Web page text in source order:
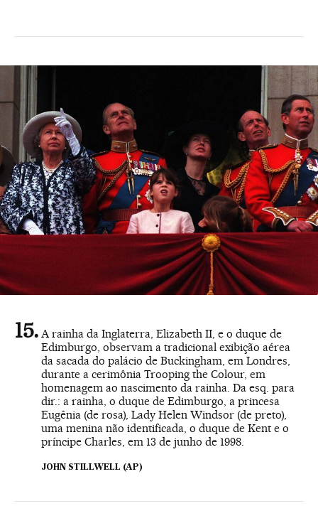
A rainha da Inglaterra, Elizabeth II, e o duque de
Edimburgo, observam a tradicional exibição aérea
da sacada do palácio de Buckingham, em Londres,
durante a cerimônia Trooping the Colour, em
homenagem ao nascimento da rainha. Da esq. para
dir.: a rainha, o duque de Edimburgo, a princesa
Eugênia (de rosa), Lady Helen Windsor (de preto),
uma menina não identificada, o duque de Kent e o
príncipe Charles, em 13 de junho de 1998.
JOHN STILLWELL (AP)